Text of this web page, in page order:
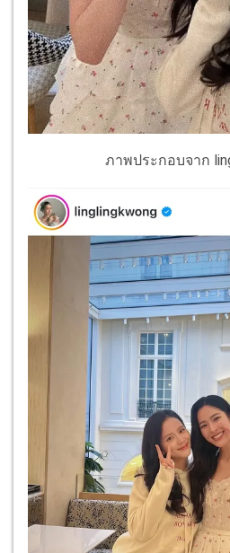
ภาพประกอบจาก